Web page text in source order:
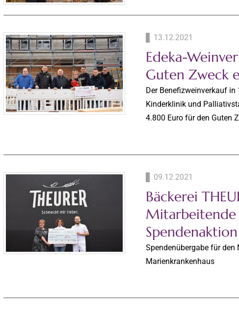
13.12.2021
Edeka-
Guten Zweck
Der Benefizweinverkauf in
Kinderklinik und
4.800 Euro für den Guten
09.12.2021
Bäckerei
Spendenübergabe für
Marienkrankenhaus